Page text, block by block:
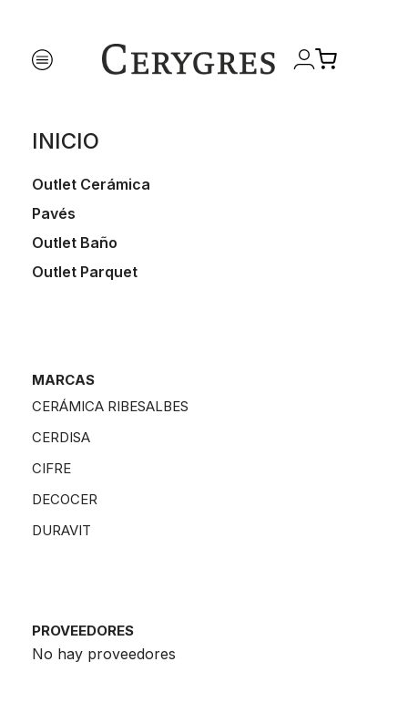
INICIO
Outlet Cerámica
Pavés
Outlet Baño
Outlet Parquet
MARCAS
CERÁMICA RIBESALBES
CERDISA
CIFRE
DECOCER
DURAVIT
PROVEEDORES
No hay proveedores